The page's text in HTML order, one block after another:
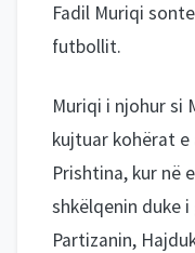
Fadil Muriqi
futbollit.
Muriqi i njohur si
kujtuar kohërat
Prishtina, kur në
shkëlqenin duke
Partizanin,